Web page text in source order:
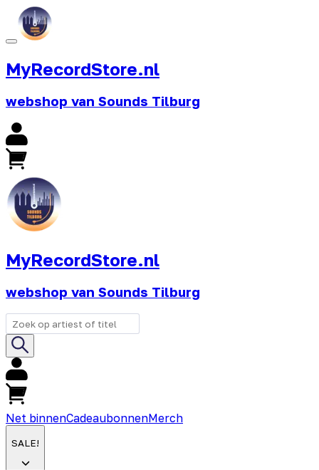
MyRecordStore.nl
webshop van Sounds Tilburg
MyRecordStore.nl
webshop van Sounds Tilburg
Net binnenCadeaubonnenMerch
SALE!